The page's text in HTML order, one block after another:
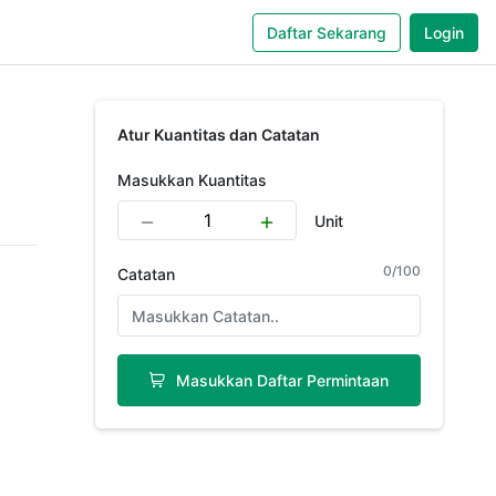
Daftar Sekarang Login
Atur Kuantitas dan Catatan
Masukkan Kuantitas
Unit
Catatan 0/100
Masukkan Daftar Permintaan